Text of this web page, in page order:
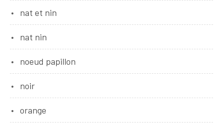
nat et nin
nat nin
noeud papillon
noir
orange